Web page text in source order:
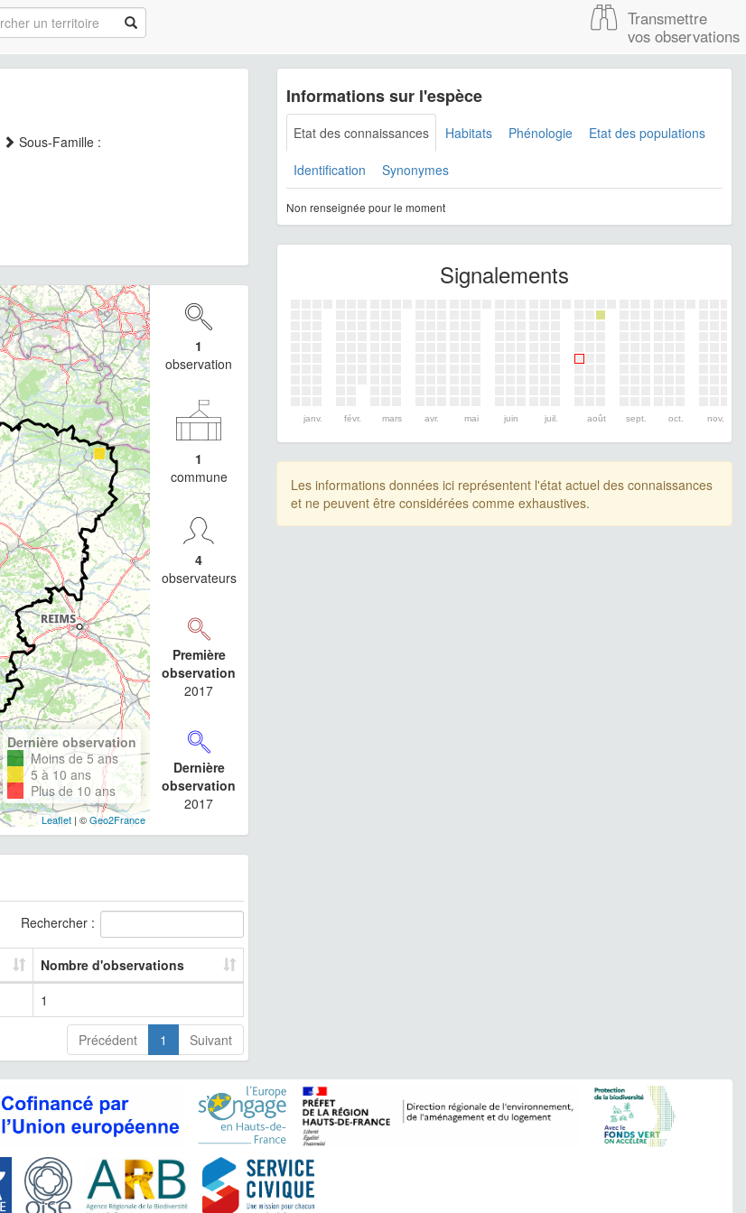
Transmettre
vos observations
Sous-Famille :
Dernière observation
Moins de 5 ans
5 à 10 ans
Plus de 10 ans
Leaflet| ©Geo2France
1
observation
1
commune
4
observateurs
Première
observation
2017
Dernière
observation
2017
Rechercher :
Nombre d'observations
1
Précédent 1 Suivant
Informations sur l'espèce
Etat des connaissances Habitats Phénologie Etat des populations
Identification Synonymes
Non renseignée pour le moment
Signalements
janv. févr. mars avr. mai juin juil. août sept. oct. nov.
Les informations données ici représentent l'état actuel des connaissances
et ne peuvent être considérées comme exhaustives.